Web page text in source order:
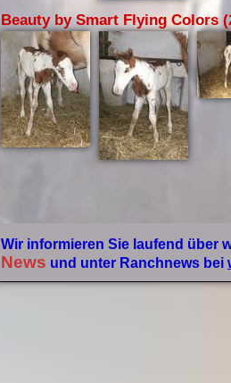
Beauty by Smart Flying Colors
Wir informieren Sie laufend über
News und unter Ranchnews bei